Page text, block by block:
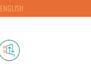
ENGLISH